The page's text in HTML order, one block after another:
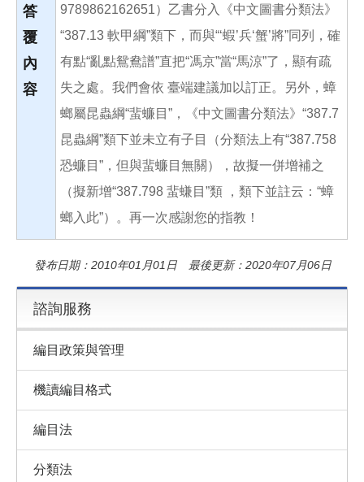
答
覆
內
容
9789862162651）乙書分入《中文圖書分類法》
“387.13 軟甲綱”類下，而與“‘蝦’兵‘蟹’將”同列，確
有點“亂點鴛鴦譜”直把“馮京”當“馬涼”了，顯有疏
失之處。我們會依 臺端建議加以訂正。另外，蟑
螂屬昆蟲綱“蜚蠊目”，《中文圖書分類法》“387.7
昆蟲綱”類下並未立有子目（分類法上有“387.758
恐蠊目”，但與蜚蠊目無關），故擬一併增補之
（擬新增“387.798 蜚螊目”類 ，類下並註云：“蟑
螂入此”）。再一次感謝您的指教！
發布日期：2010年01月01日 最後更新：2020年07月06日
諮詢服務
編目政策與管理
機讀編目格式
編目法
分類法